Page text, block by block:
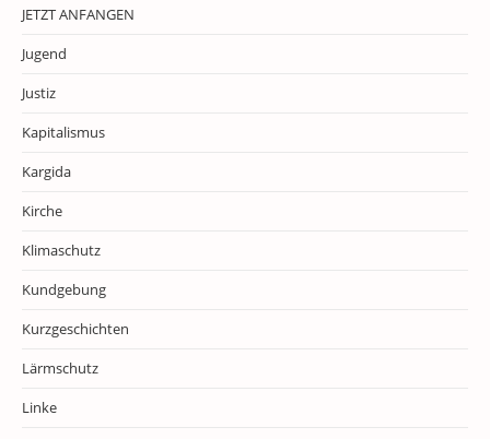
JETZT ANFANGEN
Jugend
Justiz
Kapitalismus
Kargida
Kirche
Klimaschutz
Kundgebung
Kurzgeschichten
Lärmschutz
Linke